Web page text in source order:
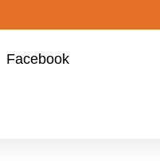
Facebook